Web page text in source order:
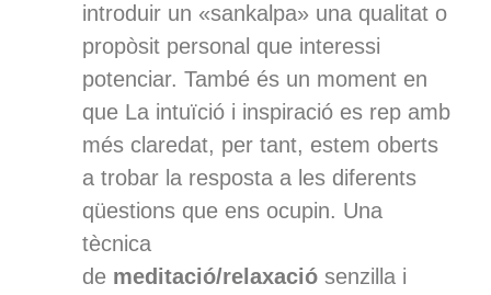
introduir un «sankalpa» una qualitat o
propòsit personal que interessi
potenciar. També és un moment en
que La intuïció i inspiració es rep amb
més claredat, per tant, estem oberts
a trobar la resposta a les diferents
qüestions que ens ocupin. Una
tècnica
de meditació/relaxació senzilla i